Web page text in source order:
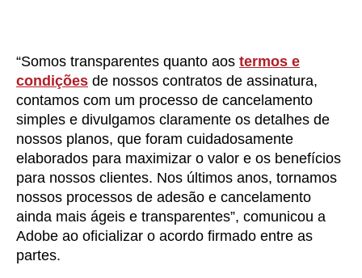
“Somos transparentes quanto aos termos e
condições de nossos contratos de assinatura,
contamos com um processo de cancelamento
simples e divulgamos claramente os detalhes de
nossos planos, que foram cuidadosamente
elaborados para maximizar o valor e os benefícios
para nossos clientes. Nos últimos anos, tornamos
nossos processos de adesão e cancelamento
ainda mais ágeis e transparentes”, comunicou a
Adobe ao oficializar o acordo firmado entre as
partes.